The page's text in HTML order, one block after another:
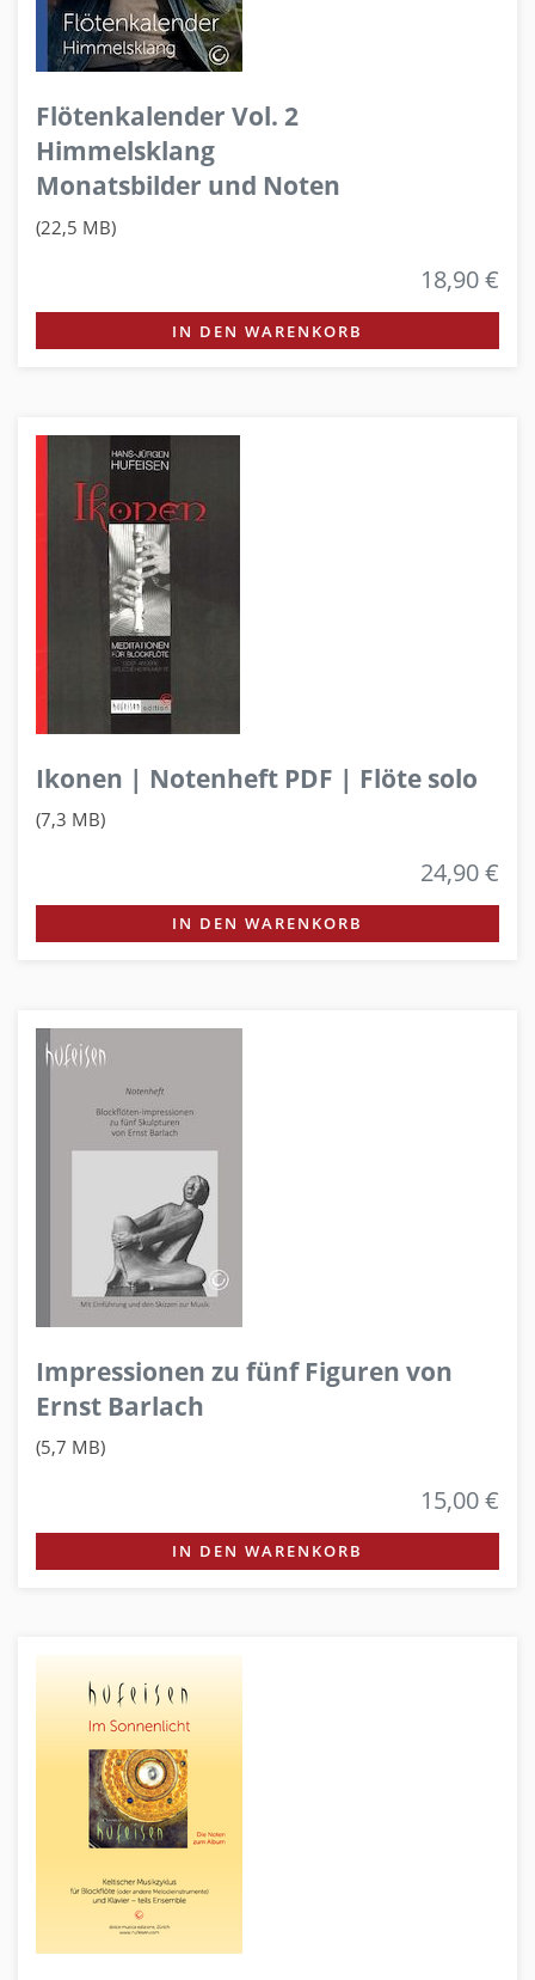
Flötenkalender Vol. 2
Himmelsklang
Monatsbilder und Noten
(22,5 MB)
18,90 €
IN DEN WARENKORB
Ikonen | Notenheft PDF | Flöte solo
(7,3 MB)
24,90 €
IN DEN WARENKORB
Impressionen zu fünf Figuren von
Ernst Barlach
(5,7 MB)
15,00 €
IN DEN WARENKORB